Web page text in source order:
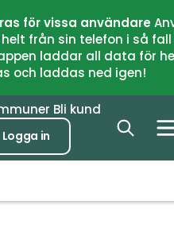
för vissa användare
från sin telefon i så
laddar all data för
och laddas ned igen!
Bli kund
Logga in